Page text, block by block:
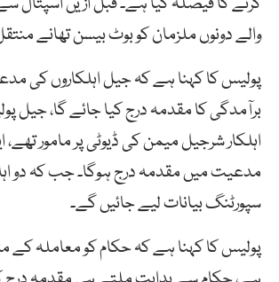
والے دونوں ملزمان کو بوٹ بیسن تھانے
پولیس کا کہنا ہے کہ جیل اہلکاروں کی
برآمدگی کا مقدمہ درج کیا جائے گا، جیل
اہلکار شرجیل میمن کی ڈیوٹی پر مامور تھے،
مدعیت میں مقدمہ درج ہوگا۔ جب کہ دو
سپورٹنگ بیانات لیے جائیں گے۔
پولیس کا کہنا ہے کہ حکام کو معاملہ کے